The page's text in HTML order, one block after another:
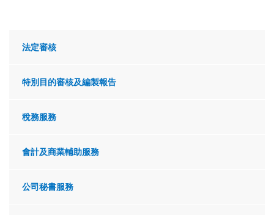
法定審核
特別目的審核及編製報告
稅務服務
會計及商業輔助服務
公司秘書服務